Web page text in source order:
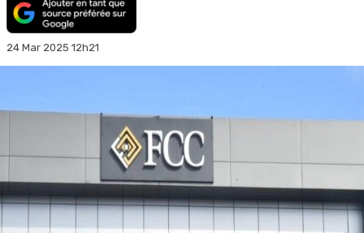
24 Mar 2025 12h21